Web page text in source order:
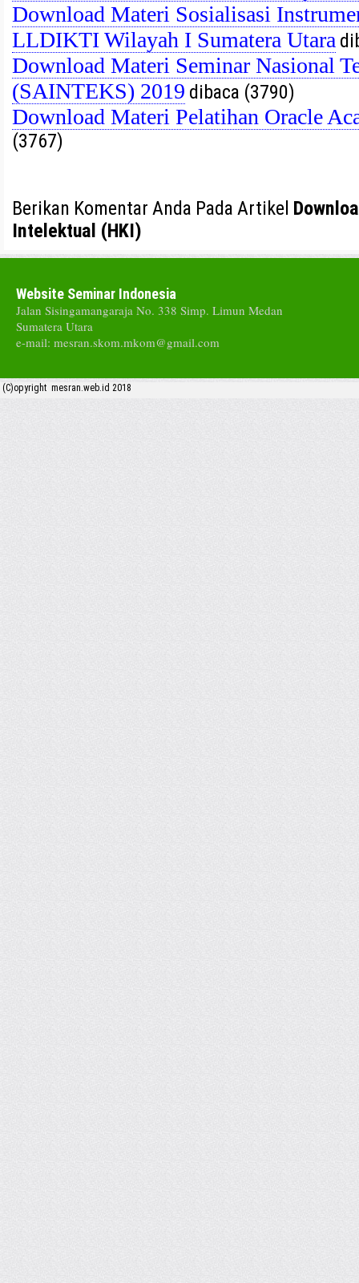
Download Materi Sosialisasi
LLDIKTI Wilayah I Sumatera Utara
Download Materi Seminar Nasional
(SAINTEKS) 2019 dibaca (3790)
Download Materi Pelatihan Oracle
(3767)
Berikan Komentar Anda Pada Artikel
Intelektual (HKI)
Website Seminar Indonesia
Jalan Sisingamangaraja No. 338 Simp. Limun Medan
Sumatera Utara
e-mail: mesran.skom.mkom@gmail.com
(C)opyright mesran.web.id 2018